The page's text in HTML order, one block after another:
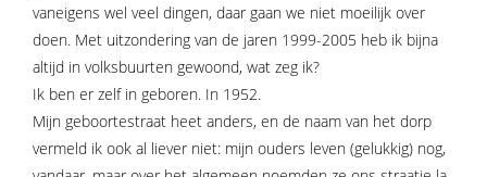
vaneigens wel veel dingen, daar gaan we niet moeilijk over
doen. Met uitzondering van de jaren 1999-2005 heb ik bijna
altijd in volksbuurten gewoond, wat zeg ik?
Ik ben er zelf in geboren. In 1952.
Mijn geboortestraat heet anders, en de naam van het dorp
vermeld ik ook al liever niet: mijn ouders leven (gelukkig) nog,